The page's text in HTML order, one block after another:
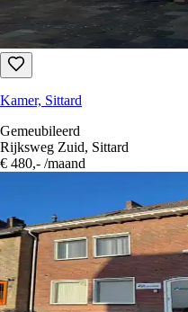
Kamer, Sittard
16 m² · Gestoffeerd
Oude Broeksittarderweg, Sittard
€ 400,-
/maand